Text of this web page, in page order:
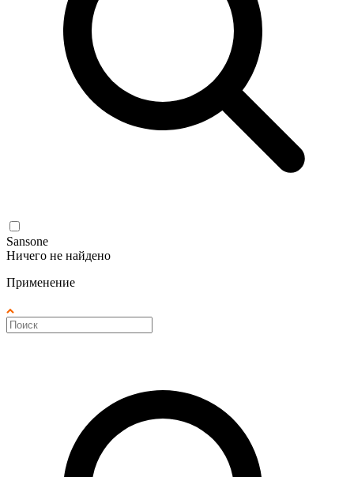
Sansone
Ничего не найдено
Применение